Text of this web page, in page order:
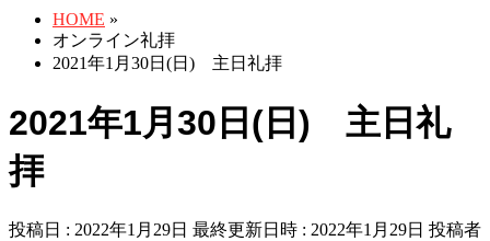
HOME »
オンライン礼拝
2021年1月30日(日) 主日礼拝
2021年1月30日(日) 主日礼
拝
投稿日 : 2022年1月29日 最終更新日時 : 2022年1月29日 投稿者